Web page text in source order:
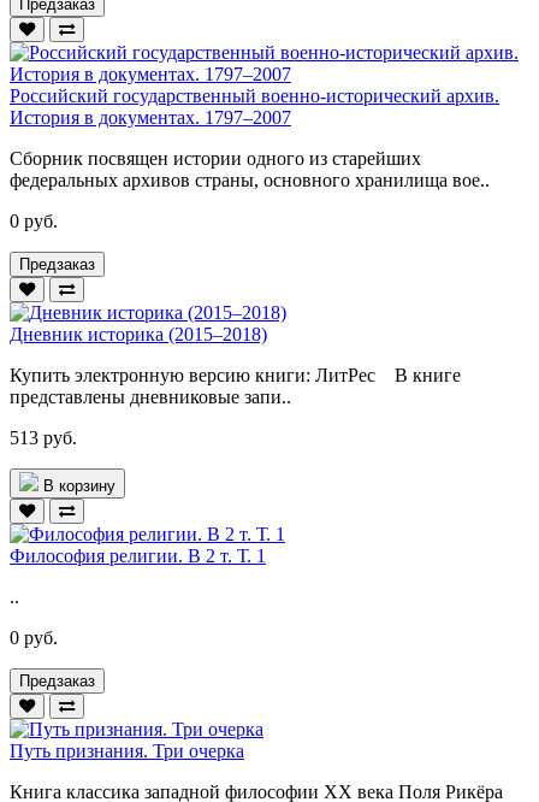
Предзаказ
Российский государственный военно-исторический архив.
История в документах. 1797–2007
Сборник посвящен истории одного из старейших
федеральных архивов страны, основного хранилища вое..
0 руб.
Предзаказ
Дневник историка (2015–2018)
Купить электронную версию книги: ЛитРес В книге
представлены дневниковые запи..
513 руб.
В корзину
Философия религии. В 2 т. Т. 1
..
0 руб.
Предзаказ
Путь признания. Три очерка
Книга классика западной философии XX века Поля Рикёра